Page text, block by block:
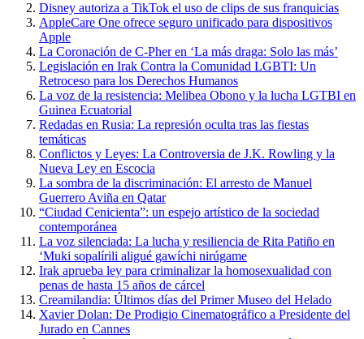
Disney autoriza a TikTok el uso de clips de sus franquicias
AppleCare One ofrece seguro unificado para dispositivos
Apple
La Coronación de C-Pher en ‘La más draga: Solo las más’
Legislación en Irak Contra la Comunidad LGBTI: Un
Retroceso para los Derechos Humanos
La voz de la resistencia: Melibea Obono y la lucha LGTBI en
Guinea Ecuatorial
Redadas en Rusia: La represión oculta tras las fiestas
temáticas
Conflictos y Leyes: La Controversia de J.K. Rowling y la
Nueva Ley en Escocia
La sombra de la discriminación: El arresto de Manuel
Guerrero Aviña en Qatar
“Ciudad Cenicienta”: un espejo artístico de la sociedad
contemporánea
La voz silenciada: La lucha y resiliencia de Rita Patiño en
‘Muki sopalírili aligué gawíchi nirúgame
Irak aprueba ley para criminalizar la homosexualidad con
penas de hasta 15 años de cárcel
Creamilandia: Últimos días del Primer Museo del Helado
Xavier Dolan: De Prodigio Cinematográfico a Presidente del
Jurado en Cannes